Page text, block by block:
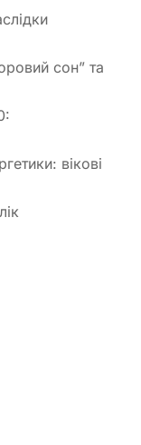
сон” та
вікові